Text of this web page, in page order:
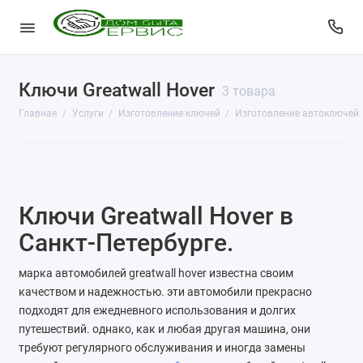
Ключи Greatwall Hover 3 товара
Главная Услуги Изготовление ключей Изготовление автоключей
КопиЦентр
Заправка картриджей
Изготовление ключей
Пульты для ворот и шлагбаумов
Ремонт чемоданов
Ключи Greatwall Hover в
Санкт-Петербурге.
марка автомобилей greatwall hover известна своим
качеством и надежностью. эти автомобили прекрасно
подходят для ежедневного использования и долгих
путешествий. однако, как и любая другая машина, они
требуют регулярного обслуживания и иногда замены